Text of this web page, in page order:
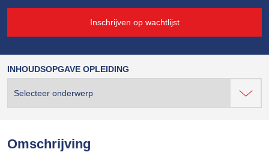
Inschrijven op wachtlijst
INHOUDSOPGAVE OPLEIDING
Omschrijving